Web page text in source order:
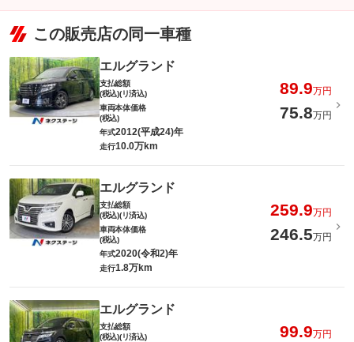
この販売店の同一車種
エルグランド
支払総額
(税込)(リ済込)
89.9万円
車両本体価格
(税込)
75.8万円
年式2012(平成24)年
走行10.0万km
エルグランド
支払総額
(税込)(リ済込)
259.9万円
車両本体価格
(税込)
246.5万円
年式2020(令和2)年
走行1.8万km
エルグランド
支払総額
(税込)(リ済込)
99.9万円